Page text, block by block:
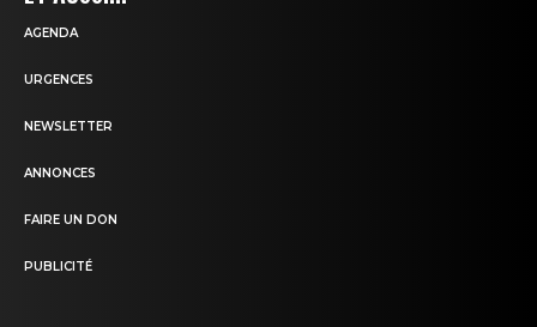
AGENDA
URGENCES
NEWSLETTER
ANNONCES
FAIRE UN DON
PUBLICITÉ